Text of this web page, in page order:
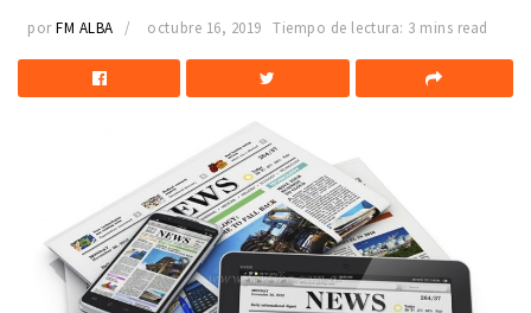
por FM ALBA octubre 16, 2019 Tiempo de lectura: 3 mins read